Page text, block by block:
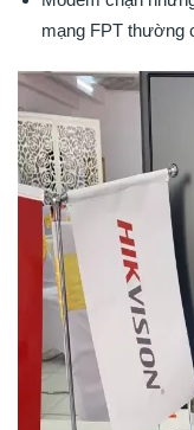
mạng FPT thường